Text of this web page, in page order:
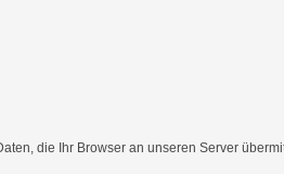
die Ihr Browser an unseren Server